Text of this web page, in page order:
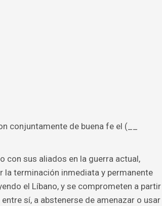
conjuntamente de buena fe el (__
con sus aliados en la guerra actual,
terminación inmediata y permanente
el Líbano, y se comprometen a partir
sí, a abstenerse de amenazar o usar